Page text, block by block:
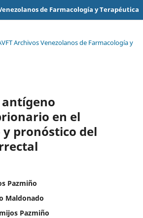
de Farmacología y Terapéutica
Archivos Venezolanos de Farmacología y
en el
pronóstico del
Pazmiño
Maldonado
Pazmiño